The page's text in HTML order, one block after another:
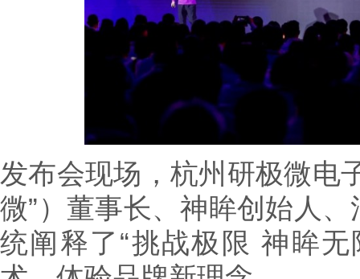
发布会现场，杭州研极微电
微”）董事长、神眸创始人
统阐释了“挑战极限 神眸